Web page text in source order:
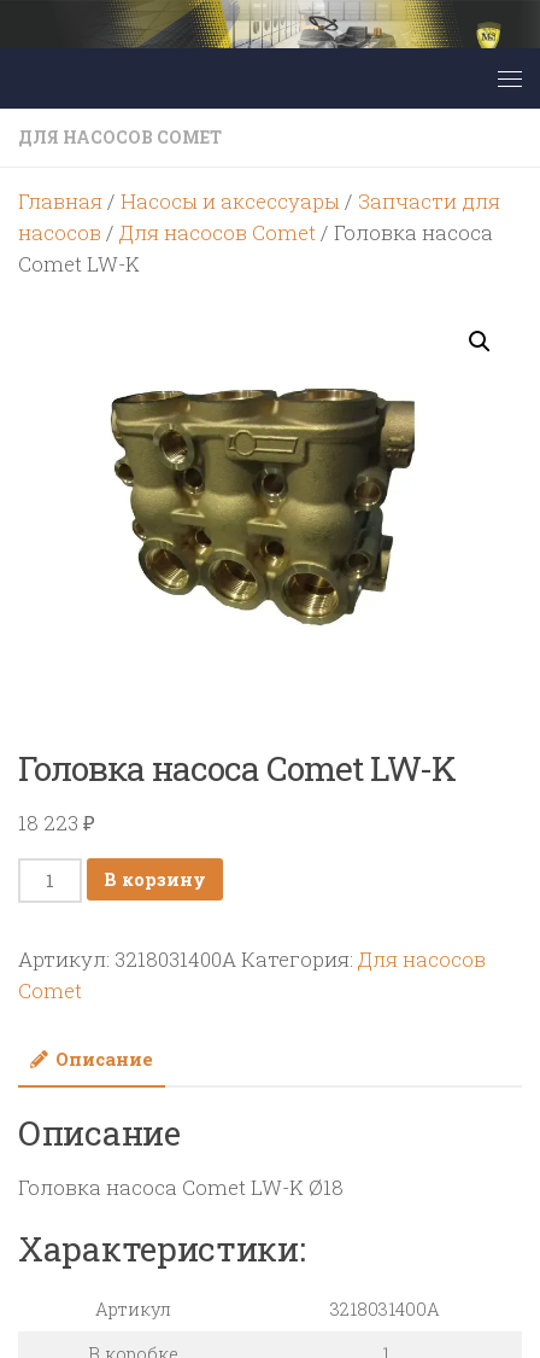
Перейти к содержимому
ДЛЯ НАСОСОВ COMET
Главная/ Насосы и аксессуары/ Запчасти для
насосов / Для насосов Comet/ Головка насоса
Comet LW-K
Головка насоса Comet LW-K
18 223 ₽
Количество
товара
насоса
Comet
K
В корзину
Артикул: 3218031400АКатегория: Для насосов
Comet
Описание
Описание
Головка насоса Comet LW-K Ø18
Характеристики:
Артикул
3218031400А